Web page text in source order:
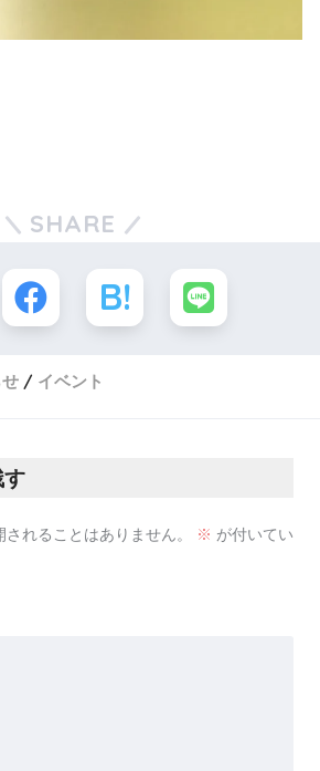
SHARE
イベント
す
れることはありません。 ※ が付いてい